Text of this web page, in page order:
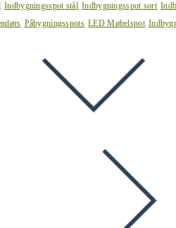
Indbygningsspot stål Indbygningsspot sort
Påbygningsspots LED Møbelspot